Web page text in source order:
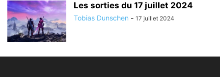
Les sorties du 17 juillet 2024
Tobias Dunschen - 17 juillet 2024